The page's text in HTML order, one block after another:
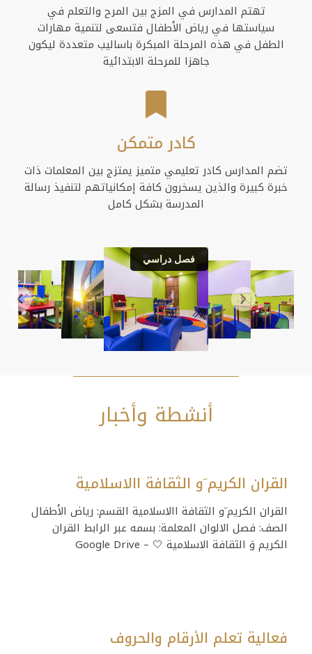
تهتم المدارس في المزج بين المرح والتعلم في
سياستها في رياض الأطفال فتسعى لتنمية مهارات
الطفل في هذه المرحلة المبكرة باساليب متعددة ليكون
جاهزا للمرحلة الابتدائية
كادر متمكن
تضم المدارس كادر تعليمي متميز يمتزج بين المعلمات ذات
خبرة كبيرة والذين يسخرون كافة إمكانياتهم لتنفيذ رسالة
المدرسة بشكل كامل
فصل دراسي
أنشطة وأخبار
القران الكريم َو الثقافة االاسلامية
القران الكريم َو الثقافة االاسلامية القسم: رياض الأطفال
الصف: فصل الالوان المعلمة: بسمه عبر الرابط القران
الكريم وَ الثقافة الاسلامية 🤍‏ – Google Drive
فعالية تعلم الأرقام والحروف